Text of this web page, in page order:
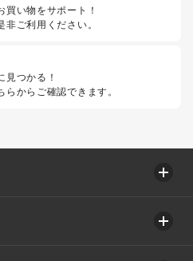
買い物をサポート！
非ご利用ください。
見つかる！
からご確認できます。